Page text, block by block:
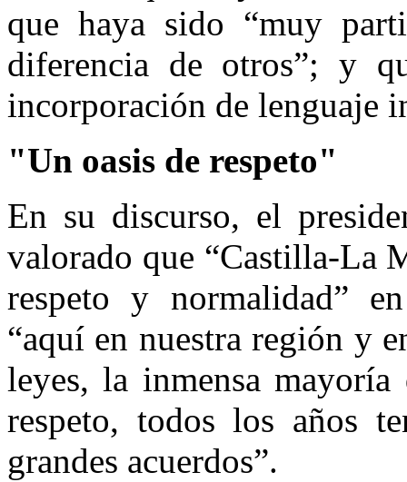
que haya sido “muy
diferencia de otros”; y
incorporación de lenguaje
"Un oasis de respeto"
En su discurso, el
valorado que “Castilla-La
respeto y normalidad”
“aquí en nuestra región y
leyes, la inmensa
respeto, todos los años
grandes acuerdos”.